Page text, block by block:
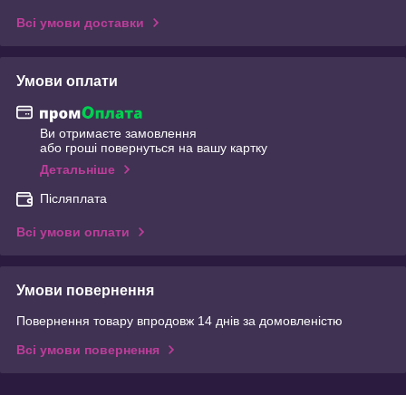
Всі умови доставки
Умови оплати
Ви отримаєте замовлення
або гроші повернуться на вашу картку
Детальніше
Післяплата
Всі умови оплати
Умови повернення
Повернення товару впродовж 14 днів за домовленістю
Всі умови повернення